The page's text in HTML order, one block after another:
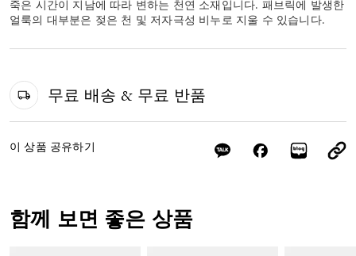
죽은 시간이 지남에 따라 변하는 천연 소재입니다. 패브릭에 발생한
얼룩의 대부분은 젖은 천 및 저자극성 비누로 지울 수 있습니다.
무료 배송 & 무료 반품
이 상품 공유하기
함께 보면 좋은 상품